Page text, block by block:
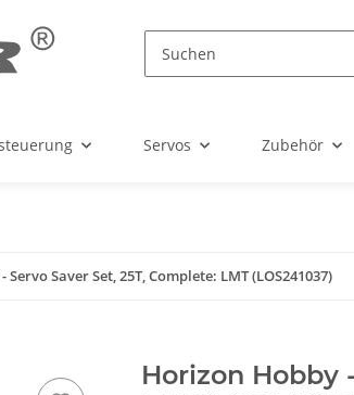
Servos Zubehör
Saver Set, 25T, Complete: LMT (LOS241037)
Horizon Hobby